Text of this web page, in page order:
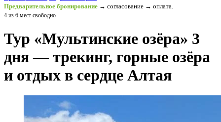
Предварительное бронирование → согласование → оплата.
4 из 6 мест свободно
Тур «Мультинские озёра» 3
дня — трекинг, горные озёра
и отдых в сердце Алтая